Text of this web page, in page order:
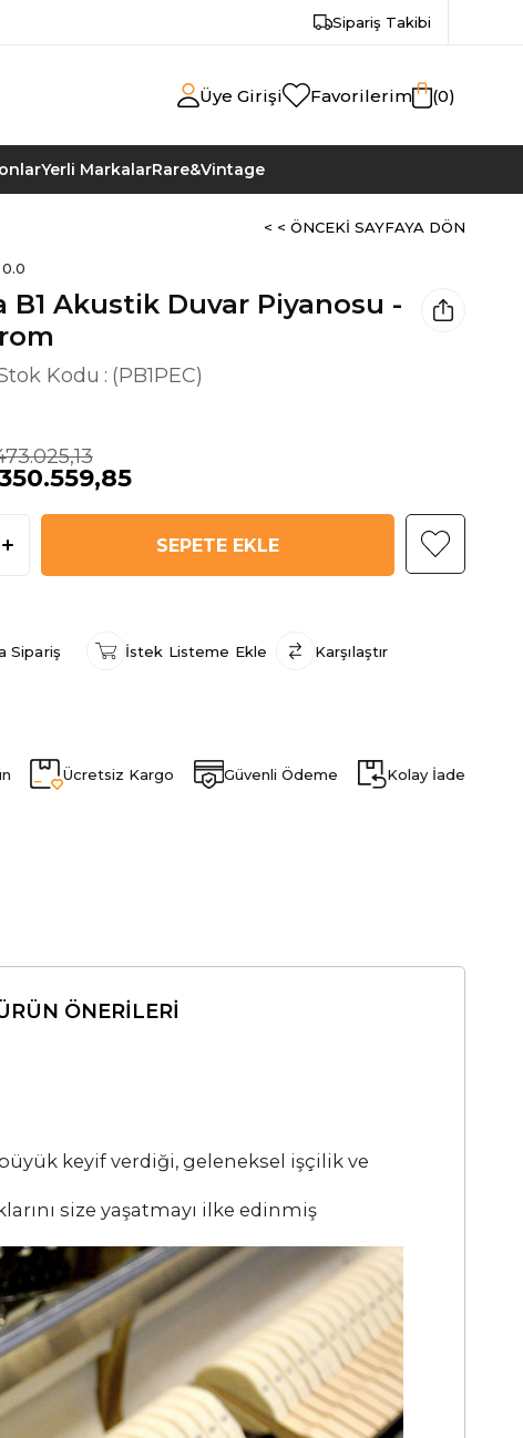
Sipariş Takibi
Üye Girişi Favorilerim 0
Yerli MarkalarRare&Vintage
< < ÖNCEKI SAYFAYA DÖN
0.0
B1 Akustik Duvar Piyanosu -
Kodu (PB1PEC)
Sipariş İstek Listeme Ekle Karşılaştır
Ücretsiz Kargo Güvenli Ödeme Kolay İade
ÖNERILERI
keyif verdiği, geleneksel işçilik ve
size yaşatmayı ilke edinmiş